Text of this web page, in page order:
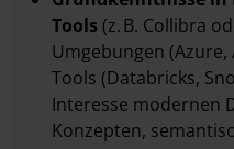
Tools (z. B. Collibra
Umgebungen (Azure,
Tools (Databricks,
Interesse modernen
Konzepten,